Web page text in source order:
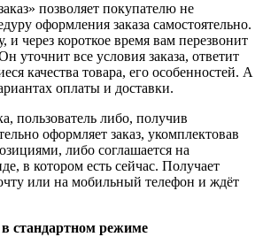
позволяет покупателю не
оформления заказа самостоятельно.
и через короткое время вам перезвонит
уточнит все условия заказа, ответит
качества товара, его особенностей. А
оплаты и доставки.
пользователь либо, получив
оформляет заказ, укомплектовав
либо соглашается на
в котором есть сейчас. Получает
или на мобильный телефон и ждёт
стандартном режиме